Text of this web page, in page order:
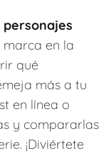
personajes
en la
qué
más a tu
en línea o
y compararlas
¡Diviértete